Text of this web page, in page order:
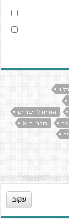
הזווית לחיבורים
מכבי ת"א
עקוב